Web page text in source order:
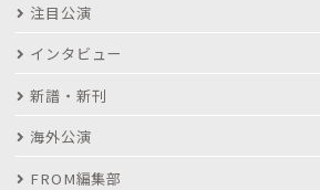
注目公演
インタビュー
新譜・新刊
海外公演
FROM編集部